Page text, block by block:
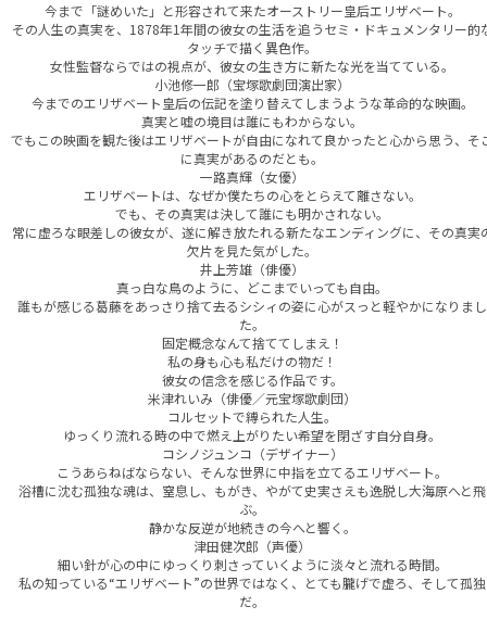
今まで「謎めいた」と形容されて来たオーストリー皇后エリザベート。
その人生の真実を、1878年1年間の彼女の生活を追うセミ・ドキュメンタリー的
タッチで描く異色作。
女性監督ならではの視点が、彼女の生き方に新たな光を当てている。
小池修一郎（宝塚歌劇団演出家）
今までのエリザベート皇后の伝記を塗り替えてしまうような革命的な映画。
真実と嘘の境目は誰にもわからない。
でもこの映画を観た後はエリザベートが自由になれて良かったと心から思う、そ
に真実があるのだとも。
一路真輝（女優）
エリザベートは、なぜか僕たちの心をとらえて離さない。
でも、その真実は決して誰にも明かされない。
常に虚ろな眼差しの彼女が、遂に解き放たれる新たなエンディングに、その真実
欠片を見た気がした。
井上芳雄（俳優）
真っ白な鳥のように、どこまでいっても自由。
誰もが感じる葛藤をあっさり捨て去るシシィの姿に心がスっと軽やかになりまし
た。
固定概念なんて捨ててしまえ！
私の身も心も私だけの物だ！
彼女の信念を感じる作品です。
米津れいみ（俳優／元宝塚歌劇団）
コルセットで縛られた人生。
ゆっくり流れる時の中で燃え上がりたい希望を閉ざす自分自身。
コシノジュンコ（デザイナー）
こうあらねばならない、そんな世界に中指を立てるエリザベート。
浴槽に沈む孤独な魂は、窒息し、もがき、やがて史実さえも逸脱し大海原へと飛
ぶ。
静かな反逆が地続きの今へと響く。
津田健次郎（声優）
細い針が心の中にゆっくり刺さっていくように淡々と流れる時間。
私の知っている“エリザベート”の世界ではなく、とても朧げで虚ろ、そして孤独
だ。